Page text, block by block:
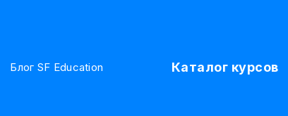
Каталог курсов